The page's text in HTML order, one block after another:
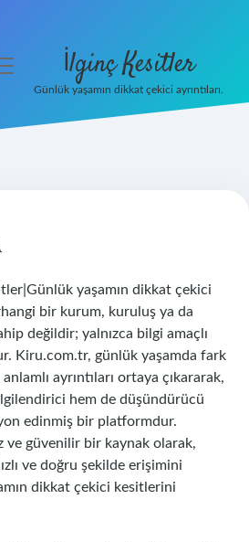
İlginç Kesitler
Günlük yaşamın dikkat çekici ayrıntıları.
yaşamın dikkat çekici
bir kurum, kuruluş ya da
değildir; yalnızca bilgi amaçlı
Kiru.com.tr, günlük yaşamda fark
ayrıntıları ortaya çıkararak,
hem de düşündürücü
edinmiş bir platformdur.
ve güvenilir bir kaynak olarak,
ve doğru şekilde erişimini
dikkat çekici kesitlerini